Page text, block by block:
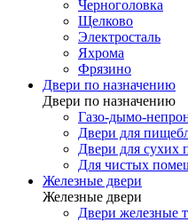
Черноголовка
Щелково
Электросталь
Яхрома
Фрязино
Двери по назначению
Двери по назначению
Газо-дымо-
Двери для
Двери для сухих
Для чистых
Железные двери
Железные двери
Двери железные